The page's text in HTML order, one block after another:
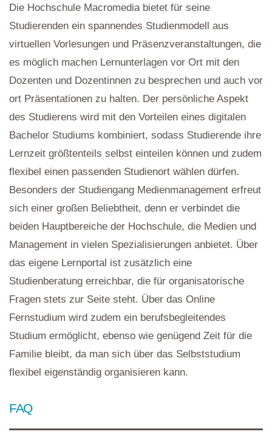
Die Hochschule Macromedia bietet für seine
Studierenden ein spannendes Studienmodell aus
virtuellen Vorlesungen und Präsenzveranstaltungen, die
es möglich machen Lernunterlagen vor Ort mit den
Dozenten und Dozentinnen zu besprechen und auch vor
ort Präsentationen zu halten. Der persönliche Aspekt
des Studierens wird mit den Vorteilen eines digitalen
Bachelor Studiums kombiniert, sodass Studierende ihre
Lernzeit größtenteils selbst einteilen können und zudem
flexibel einen passenden Studienort wählen dürfen.
Besonders der Studiengang Medienmanagement erfreut
sich einer großen Beliebtheit, denn er verbindet die
beiden Hauptbereiche der Hochschule, die Medien und
Management in vielen Spezialisierungen anbietet. Über
das eigene Lernportal ist zusätzlich eine
Studienberatung erreichbar, die für organisatorische
Fragen stets zur Seite steht. Über das Online
Fernstudium wird zudem ein berufsbegleitendes
Studium ermöglicht, ebenso wie genügend Zeit für die
Familie bleibt, da man sich über das Selbststudium
flexibel eigenständig organisieren kann.
FAQ